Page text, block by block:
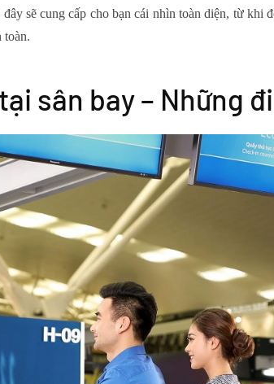
sẽ cung cấp cho bạn cái nhìn toàn diện, từ khi
toàn.
sân bay – Những